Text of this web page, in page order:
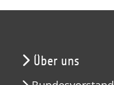
Über uns